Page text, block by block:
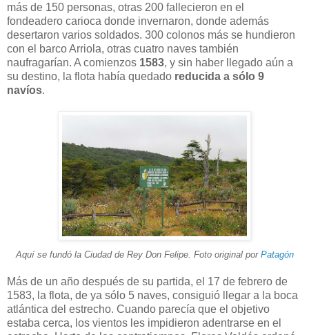
más de 150 personas, otras 200 fallecieron en el
fondeadero carioca donde invernaron, donde además
desertaron varios soldados. 300 colonos más se hundieron
con el barco Arriola, otras cuatro naves también
naufragarían. A comienzos 1583, y sin haber llegado aún a
su destino, la flota había quedado reducida a sólo 9
navíos.
Aquí se fundó la Ciudad de Rey Don Felipe. Foto original por Patagón
Más de un año después de su partida, el 17 de febrero de
1583, la flota, de ya sólo 5 naves, consiguió llegar a la boca
atlántica del estrecho. Cuando parecía que el objetivo
estaba cerca, los vientos les impidieron adentrarse en el